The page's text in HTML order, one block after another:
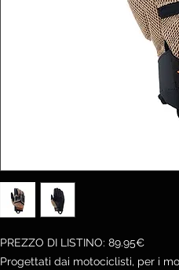
PREZZO DI LISTINO: 89.95€
Progettati dai motociclisti, per i